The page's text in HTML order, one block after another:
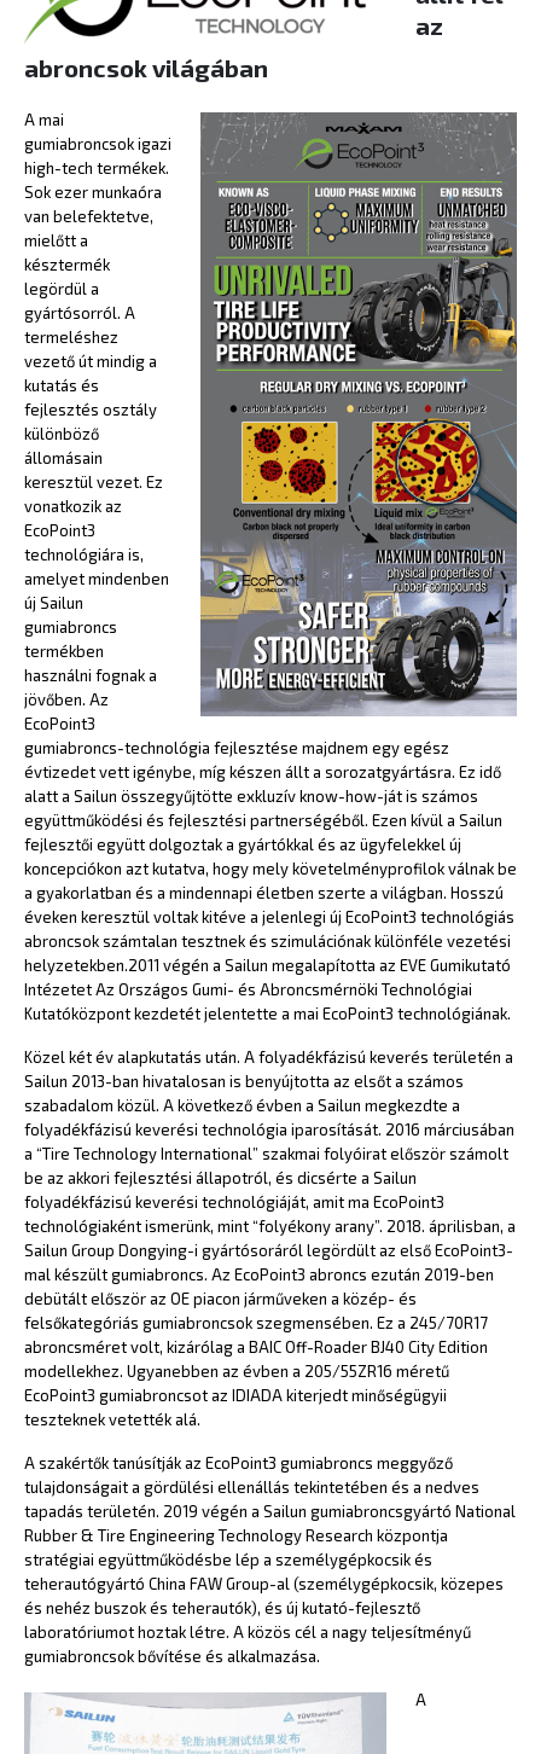
az
abroncsok világában
A mai
gumiabroncsok igazi
high-tech termékek.
Sok ezer munkaóra
van belefektetve,
mielőtt a
késztermék
legördül a
gyártósorról. A
termeléshez
vezető út mindig a
kutatás és
fejlesztés osztály
különböző
állomásain
keresztül vezet. Ez
vonatkozik az
EcoPoint3
technológiára is,
amelyet mindenben
új Sailun
gumiabroncs
termékben
használni fognak a
jövőben. Az
EcoPoint3
gumiabroncs-technológia fejlesztése majdnem egy egész
évtizedet vett igénybe, míg készen állt a sorozatgyártásra. Ez idő
alatt a Sailun összegyűjtötte exkluzív know-how-ját is számos
együttműködési és fejlesztési partnerségéből. Ezen kívül a Sailun
fejlesztői együtt dolgoztak a gyártókkal és az ügyfelekkel új
koncepciókon azt kutatva, hogy mely követelményprofilok válnak be
a gyakorlatban és a mindennapi életben szerte a világban. Hosszú
éveken keresztül voltak kitéve a jelenlegi új EcoPoint3 technológiás
abroncsok számtalan tesztnek és szimulációnak különféle vezetési
helyzetekben.2011 végén a Sailun megalapította az EVE Gumikutató
Intézetet Az Országos Gumi- és Abroncsmérnöki Technológiai
Kutatóközpont kezdetét jelentette a mai EcoPoint3 technológiának.
Közel két év alapkutatás után. A folyadékfázisú keverés területén a
Sailun 2013-ban hivatalosan is benyújtotta az elsőt a számos
szabadalom közül. A következő évben a Sailun megkezdte a
folyadékfázisú keverési technológia iparosítását. 2016 márciusában
a “Tire Technology International” szakmai folyóirat először számolt
be az akkori fejlesztési állapotról, és dicsérte a Sailun
folyadékfázisú keverési technológiáját, amit ma EcoPoint3
technológiaként ismerünk, mint “folyékony arany”. 2018. áprilisban, a
Sailun Group Dongying-i gyártósoráról legördült az első EcoPoint3-
mal készült gumiabroncs. Az EcoPoint3 abroncs ezután 2019-ben
debütált először az OE piacon járműveken a közép- és
felsőkategóriás gumiabroncsok szegmensében. Ez a 245/70R17
abroncsméret volt, kizárólag a BAIC Off-Roader BJ40 City Edition
modellekhez. Ugyanebben az évben a 205/55ZR16 méretű
EcoPoint3 gumiabroncsot az IDIADA kiterjedt minőségügyii
teszteknek vetették alá.
A szakértők tanúsítják az EcoPoint3 gumiabroncs meggyőző
tulajdonságait a gördülési ellenállás tekintetében és a nedves
tapadás területén. 2019 végén a Sailun gumiabroncsgyártó National
Rubber & Tire Engineering Technology Research központja
stratégiai együttműködésbe lép a személygépkocsik és
teherautógyártó China FAW Group-al (személygépkocsik, közepes
és nehéz buszok és teherautók), és új kutató-fejlesztő
laboratóriumot hoztak létre. A közös cél a nagy teljesítményű
gumiabroncsok bővítése és alkalmazása.
A